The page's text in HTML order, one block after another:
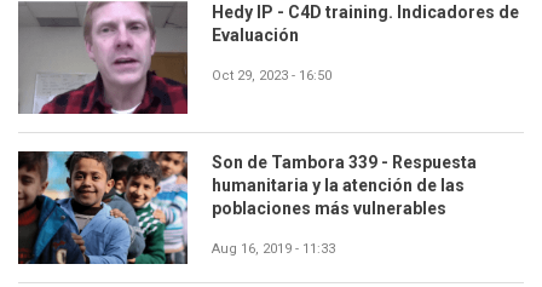
Hedy IP - C4D training. Indicadores de
Evaluación
Oct 29, 2023 - 16:50
Son de Tambora 339 - Respuesta
humanitaria y la atención de las
poblaciones más vulnerables
Aug 16, 2019 - 11:33